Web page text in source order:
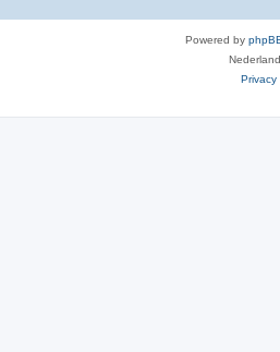
Powered by
Privacy